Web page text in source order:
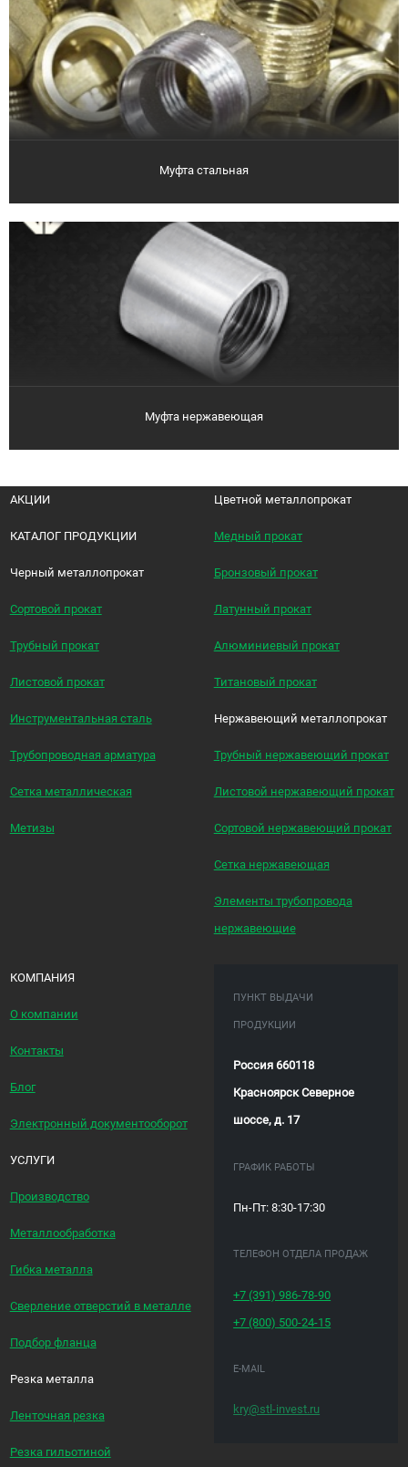
Муфта стальная
Муфта нержавеющая
АКЦИИ
КАТАЛОГ ПРОДУКЦИИ
Черный металлопрокат
Сортовой прокат
Трубный прокат
Листовой прокат
Инструментальная сталь
Трубопроводная арматура
Сетка металлическая
Метизы
Цветной металлопрокат
Медный прокат
Бронзовый прокат
Латунный прокат
Алюминиевый прокат
Титановый прокат
Нержавеющий металлопрокат
Трубный нержавеющий прокат
Листовой нержавеющий прокат
Сортовой нержавеющий прокат
Сетка нержавеющая
Элементы трубопровода
нержавеющие
КОМПАНИЯ
О компании
Контакты
Блог
Электронный документооборот
УСЛУГИ
Производство
Металлообработка
Гибка металла
Сверление отверстий в металле
Подбор фланца
Резка металла
Ленточная резка
Резка гильотиной
ПУНКТ ВЫДАЧИ
ПРОДУКЦИИ
Россия 660118
Красноярск Северное
шоссе, д. 17
ГРАФИК РАБОТЫ
Пн-Пт: 8:30-17:30
ТЕЛЕФОН ОТДЕЛА ПРОДАЖ
+7 (391)986-78-90
+7 (800) 500-24-15
E-MAIL
kry@stl-invest.ru